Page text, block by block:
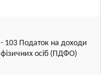
- 103 Податок на доходи
фізичних осіб (ПДФО)